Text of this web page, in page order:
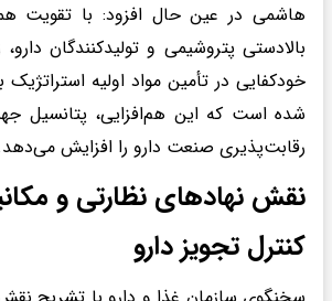
هاشمی در عین حال افزود: با تقویت
بالادستی پتروشیمی و تولیدکنندگان دارو،
خودکفایی در تأمین مواد اولیه
شده است که این هم‌افزایی، پتانسیل
رقابت‌پذیری صنعت دارو را افزایش
نقش نهادهای نظارتی و
کنترل تجویز دارو